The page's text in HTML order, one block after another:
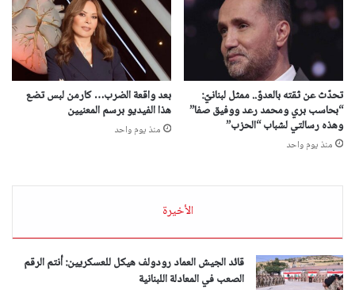
تحدّث عن ثقته بالعدوّ.. ممثل لبنانيّ:
“بحاسب بري ومحمد رعد ووفيق صفا”
وهذه رسالتي لشباب “الحزب”
منذ يوم واحد
بعد واقعة الضرب… كارمن لبس تضع
هذا الفيديو برسم المعنيين
منذ يوم واحد
الأخيرة
‏قائد الجيش العماد رودولف هيكل للعسكريين: أنتم الرقم
الصعب في المعادلة اللبنانية